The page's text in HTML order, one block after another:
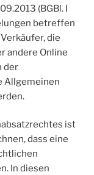
(BGBl. I
betreffen
die
andere Online
der
Allgemeinen
ist
dass eine
In diesen